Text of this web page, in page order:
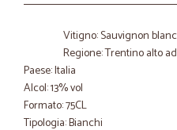
Vitigno: Sauvignon
Regione: Trentino alto
Paese: Italia
Alcol: 13% vol
Formato: 75CL
Tipologia: Bianchi